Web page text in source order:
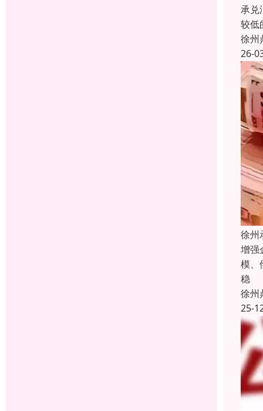
承兑
较低
徐州
26-
徐州
增强
模、
稳
徐州
25-